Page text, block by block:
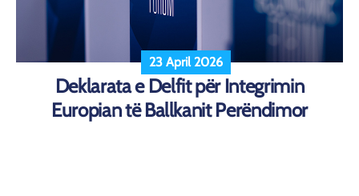
23 April 2026
Deklarata e Delfit për Integrimin
Europian të Ballkanit Perëndimor